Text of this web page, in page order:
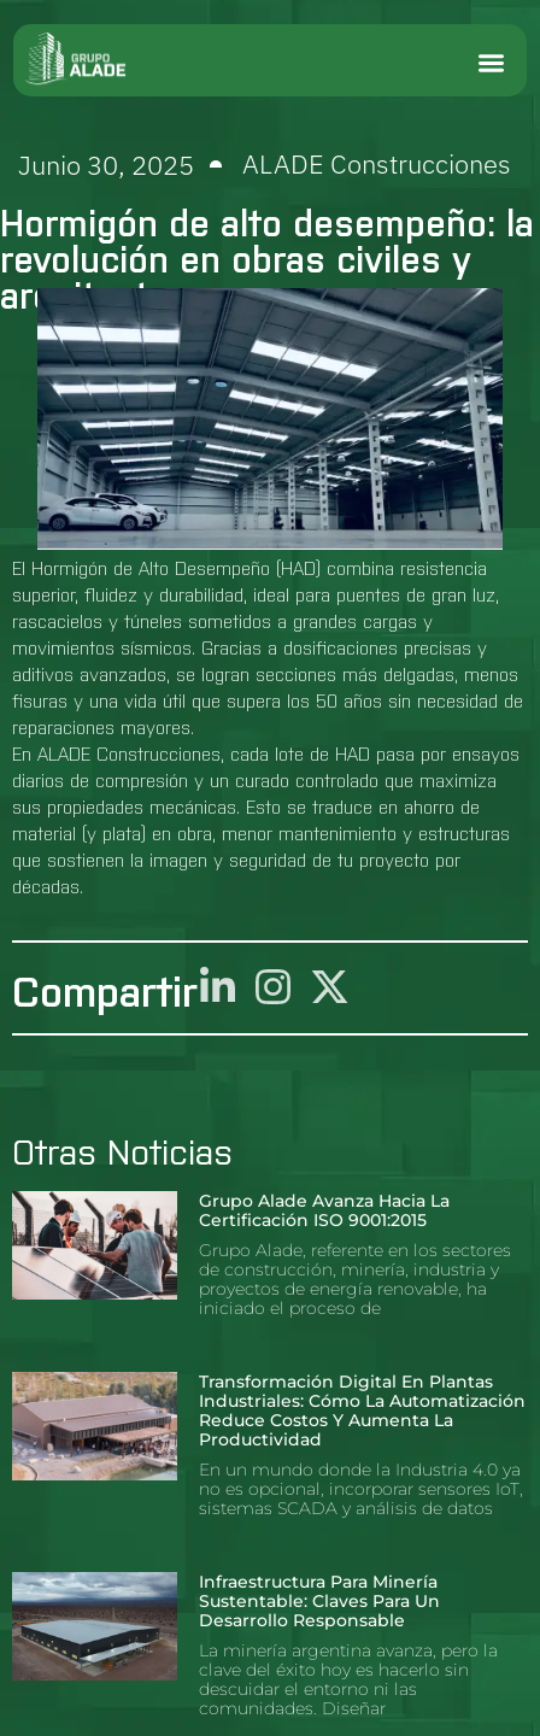
Junio 30, 2025 ALADE Construcciones
Hormigón de alto desempeño: la
revolución en obras civiles y
arquitectura
El Hormigón de Alto Desempeño (HAD) combina resistencia
superior, fluidez y durabilidad, ideal para puentes de gran luz,
rascacielos y túneles sometidos a grandes cargas y
movimientos sísmicos. Gracias a dosificaciones precisas y
aditivos avanzados, se logran secciones más delgadas, menos
fisuras y una vida útil que supera los 50 años sin necesidad de
reparaciones mayores.
En ALADE Construcciones, cada lote de HAD pasa por ensayos
diarios de compresión y un curado controlado que maximiza
sus propiedades mecánicas. Esto se traduce en ahorro de
material (y plata) en obra, menor mantenimiento y estructuras
que sostienen la imagen y seguridad de tu proyecto por
décadas.
Compartir
Otras Noticias
Grupo Alade Avanza Hacia La
Certificación ISO 9001:2015
Grupo Alade, referente en los sectores
de construcción, minería, industria y
proyectos de energía renovable, ha
iniciado el proceso de
Transformación Digital En Plantas
Industriales: Cómo La Automatización
Reduce Costos Y Aumenta La
Productividad
En un mundo donde la Industria 4.0 ya
no es opcional, incorporar sensores IoT,
sistemas SCADA y análisis de datos
Infraestructura Para Minería
Sustentable: Claves Para Un
Desarrollo Responsable
La minería argentina avanza, pero la
clave del éxito hoy es hacerlo sin
descuidar el entorno ni las
comunidades. Diseñar